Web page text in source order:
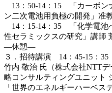
13：50-14：15
「カーボ
ン二次電池用負極の開発」准
14：15-14：35
「化学電
性セラミックスの研究」 講師
―休憩―
３．招待講演 14：45-15：35
竹内 敬治 氏（株式会社NTT
略コンサルティングユニット
「世界のエネルギーハーベス